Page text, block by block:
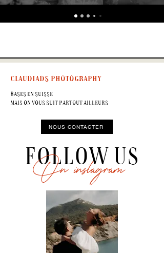
claudiads photography
BasEs en Suisse
Mais on vous suit partout ailleurs
NOUS CONTACTER
FOLLOW US
On instagram